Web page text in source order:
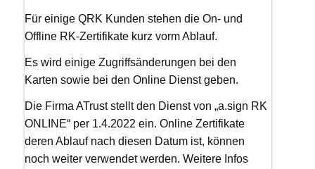
Für einige QRK Kunden stehen die On- und
Offline RK-Zertifikate kurz vorm Ablauf.
Es wird einige Zugriffsänderungen bei den
Karten sowie bei den Online Dienst geben.
Die Firma ATrust stellt den Dienst von „a.sign RK
ONLINE“ per 1.4.2022 ein. Online Zertifikate
deren Ablauf nach diesen Datum ist, können
noch weiter verwendet werden. Weitere Infos